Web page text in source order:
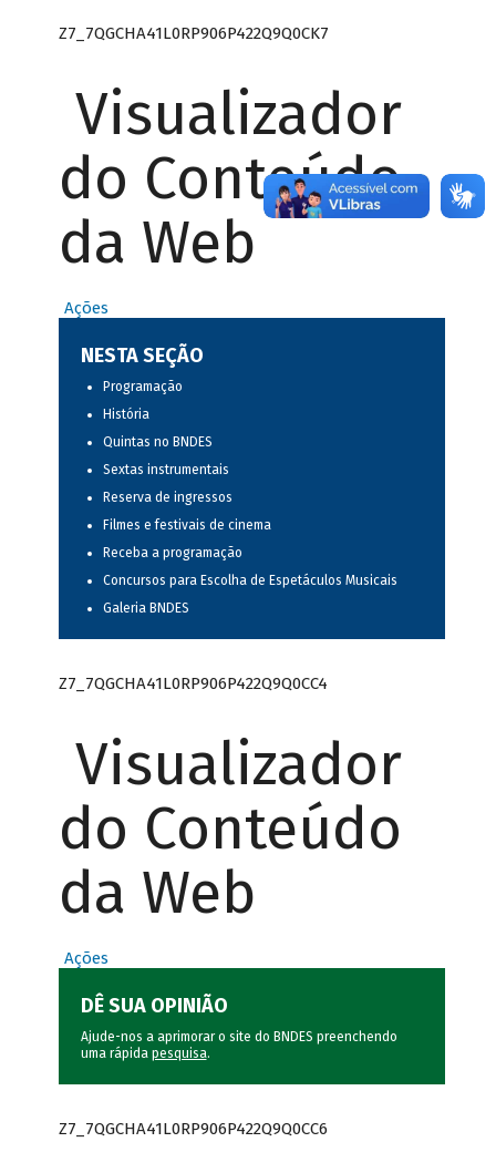
Z7_7QGCHA41L0RP906P422Q9Q0CK7
Visualizador
do Conteúdo
da Web
Ações
NESTA SEÇÃO
Programação
História
Quintas no BNDES
Sextas instrumentais
Reserva de ingressos
Filmes e festivais de cinema
Receba a programação
Concursos para Escolha de Espetáculos Musicais
Galeria BNDES
Z7_7QGCHA41L0RP906P422Q9Q0CC4
Visualizador
do Conteúdo
da Web
Ações
DÊ SUA OPINIÃO
Ajude-nos a aprimorar o site do BNDES preenchendo
uma rápida pesquisa.
Z7_7QGCHA41L0RP906P422Q9Q0CC6